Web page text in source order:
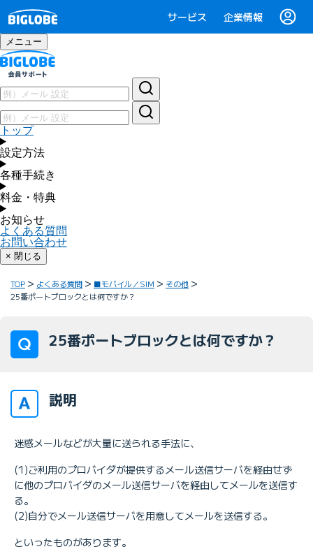
サービス 企業情報
メニュー
トップ
設定方法
各種手続き
料金・特典
お知らせ
よくある質問
お問い合わせ
× 閉じる
TOP よくある質問 ■モバイル／SIM
その他
25番ポートブロックとは何ですか？
25番ポートブロックとは何ですか？
説明
迷惑メールなどが大量に送られる手法に、
(1)ご利用のプロバイダが提供するメール送信サーバを経由せず
に他のプロバイダのメール送信サーバを経由してメールを送信す
る。
(2)自分でメール送信サーバを用意してメールを送信する。
といったものがあります。